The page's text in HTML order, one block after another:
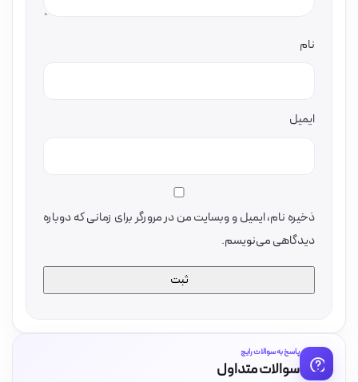
نام
ایمیل
ذخیره نام، ایمیل و وبسایت من در مرورگر برای زمانی که دوباره
دیدگاهی می‌نویسم.
پاسخ به سوالات رایج
سوالات متداول